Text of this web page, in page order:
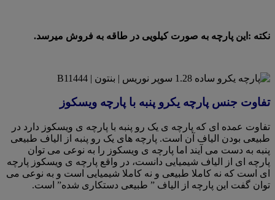
نکته :این پارچه به صورت کیلویی در طاقه به فروش میرسد.
تفاوت جنس پارچه یکرو پنبه با پارچه ویسکوز
تفاوت عمده ای که پارچه ی یک رو پنبه با پارچه ی ویسکوز دارد در
طبیعی بودن الیاف آن است. پارچه های یک رو پنبه از الیاف طبیعی
پنبه به دست می آیند اما پارچه ی ویسکوز را به نوعی می توان
پارچه ای از الیاف شیمیایی دانست، در واقع پارچه ی ویسکوز پارچه
ای است که نه کاملا طبیعی و نه کاملا شیمیایی است و به نوعی می
توان گفت این پارچه از الیاف ” طبیعی دستکاری شده” است.